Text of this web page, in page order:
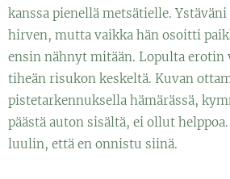
kanssa pienellä metsätielle.
hirven, mutta vaikka hän osoitti
ensin nähnyt mitään. Lopulta
tiheän risukon keskeltä. Kuvan
pistetarkennuksella hämärässä,
päästä auton sisältä, ei ollut
luulin, että en onnistu siinä.